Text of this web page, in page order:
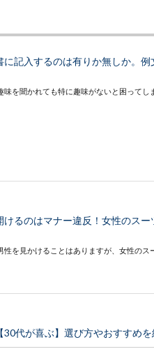
に記入するのは有りか無しか。例
味を聞かれても特に趣味がないと困ってし
るのはマナー違反！女性のスー
性を見かけることはありますが、女性のス
代が喜ぶ】選び方やおすすめを